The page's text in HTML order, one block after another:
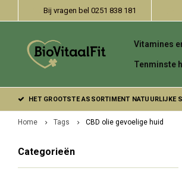
Bij vragen bel 0251 838 181
Vitamines
Tenminste
HET GROOTSTE ASSORTIMENT NATUURLIJKE
Home Tags CBD olie gevoelige huid
Categorieën